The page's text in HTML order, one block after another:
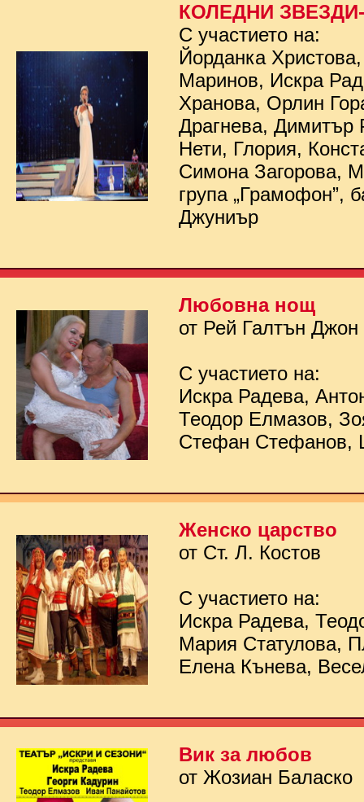
КОЛЕДНИ ЗВЕЗДИ-
С участието на:
Йорданка
Маринов, Искра
Хранова, Орлин
Драгнева, Димитър
Нети, Глория,
Симона Загорова,
група „Грамофон”,
Джуниър
Любовна нощ
от Рей Галтън Джон
С участието на:
Искра Радева,
Теодор Елмазов,
Стефан Стефанов,
Женско царство
от Ст. Л. Костов
С участието на:
Искра Радева,
Мария Статулова,
Елена Кънева,
Вик за любов
от Жозиан Баласко